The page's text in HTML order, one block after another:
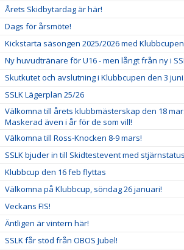
Årets Skidbytardag är här!
Dags för årsmöte!
Kickstarta säsongen 2025/2026 med
Ny huvudtränare för U16 - men långt från ny i
Skutkutet och avslutning i Klubbcupen den 3 juni
SSLK Lägerplan 25/26
Välkomna till årets klubbmästerskap den 18
Maskerad även i år för de som vill!
Välkomna till Ross-Knocken 8-9 mars!
SSLK bjuder in till Skidtestevent med
Klubbcup den 16 feb flyttas
Välkomna på Klubbcup, söndag 26 januari!
Veckans FIS!
Äntligen är vintern här!
SSLK får stöd från OBOS Jubel!